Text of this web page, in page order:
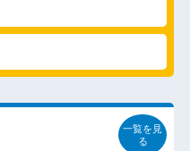
一覧を見
る